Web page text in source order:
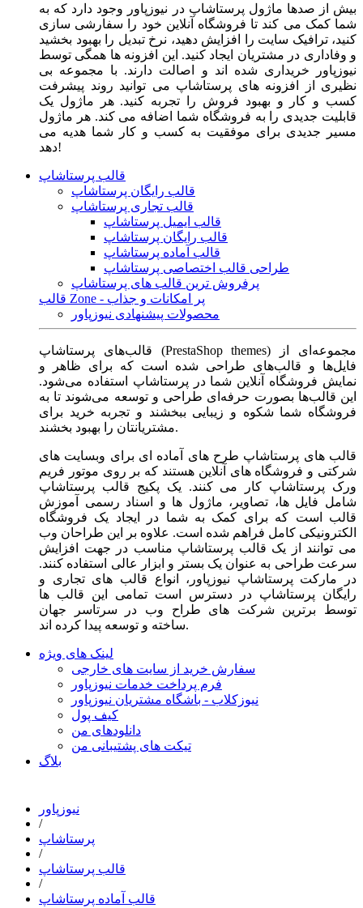
بیش از صدها ماژول پرستاشاپ در نیوزپاور وجود دارد که به
شما کمک می کند تا فروشگاه آنلاین خود را سفارشی سازی
کنید، ترافیک سایت را افزایش دهید، نرخ تبدیل را بهبود بخشید
و وفاداری در مشتریان ایجاد کنید. این افزونه ها همگی توسط
نیوزپاور خریداری شده اند و اصالت دارند. با مجموعه بی
نظیری از افزونه های پرستاشاپ می توانید روند پیشرفت
کسب و کار و بهبود فروش را تجربه کنید. هر ماژول یک
قابلیت جدیدی را به فروشگاه شما اضافه می کند. هر ماژول
مسیر جدیدی برای موفقیت به کسب و کار شما هدیه می
دهد!
قالب پرستاشاپ
قالب رایگان پرستاشاپ
قالب تجاری پرستاشاپ
قالب ایمیل پرستاشاپ
قالب رایگان پرستاشاپ
قالب آماده پرستاشاپ
طراحی قالب اختصاصی پرستاشاپ
پرفروش ترین قالب های پرستاشاپ
قالب Zone - پر امکانات و جذاب
محصولات پیشنهادی نیوزپاور
قالب‌های پرستاشاپ (PrestaShop themes) مجموعه‌ای از
فایل‌ها و قالب‌های طراحی شده است که برای ظاهر و
نمایش فروشگاه آنلاین شما در پرستاشاپ استفاده می‌شود.
این قالب‌ها بصورت حرفه‌ای طراحی و توسعه می‌شوند تا به
فروشگاه شما شکوه و زیبایی ببخشند و تجربه خرید برای
مشتریانتان را بهبود بخشند.
قالب های پرستاشاپ طرح های آماده ای برای وبسایت های
شرکتی و فروشگاه های آنلاین هستند که بر روی موتور فریم
ورک پرستاشاپ کار می کنند. یک پکیج قالب پرستاشاپ
شامل فایل ها، تصاویر، ماژول ها و اسناد رسمی آموزش
قالب است که برای کمک به شما در ایجاد یک فروشگاه
الکترونیکی کامل فراهم شده است. علاوه بر این طراحان وب
می توانند از یک قالب پرستاشاپ مناسب در جهت افزایش
سرعت طراحی به عنوان یک بستر و ابزار عالی استفاده کنند.
در مارکت پرستاشاپ نیوزپاور، انواع قالب های تجاری و
رایگان پرستاشاپ در دسترس است تمامی این قالب ها
توسط برترین شرکت های طراح وب در سرتاسر جهان
ساخته و توسعه پیدا کرده اند.
لینک های ویژه
سفارش خرید از سایت های خارجی
فرم پرداخت خدمات نیوزپاور
نیوزکلاب - باشگاه مشتریان نیوزپاور
کیف پول
دانلودهای من
تیکت های پشتیبانی من
بلاگ
نیوزپاور
/
پرستاشاپ
/
قالب پرستاشاپ
/
قالب آماده پرستاشاپ